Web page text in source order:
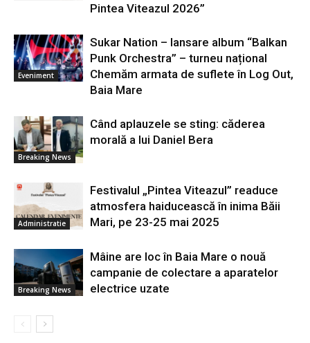
Pintea Viteazul 2026”
Eveniment
Sukar Nation – lansare album “Balkan
Punk Orchestra” – turneu național
Chemăm armata de suflete în Log Out,
Baia Mare
Breaking News
Când aplauzele se sting: căderea
morală a lui Daniel Bera
Administratie
Festivalul „Pintea Viteazul” readuce
atmosfera haiducească în inima Băii
Mari, pe 23-25 mai 2025
Breaking News
Mâine are loc în Baia Mare o nouă
campanie de colectare a aparatelor
electrice uzate